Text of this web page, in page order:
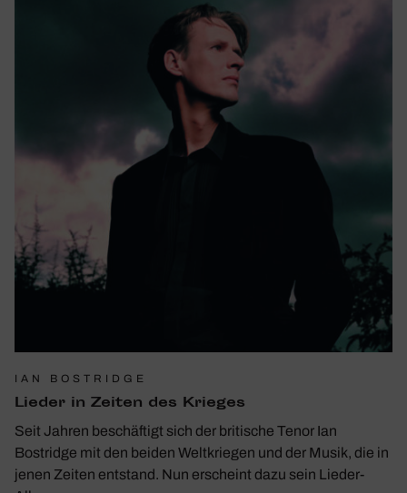
IAN BOSTRIDGE
Lieder in Zeiten des Krieges
Seit Jahren beschäftigt sich der britische Tenor Ian
Bostridge mit den beiden Weltkriegen und der Musik, die in
jenen Zeiten entstand. Nun erscheint dazu sein Lieder-